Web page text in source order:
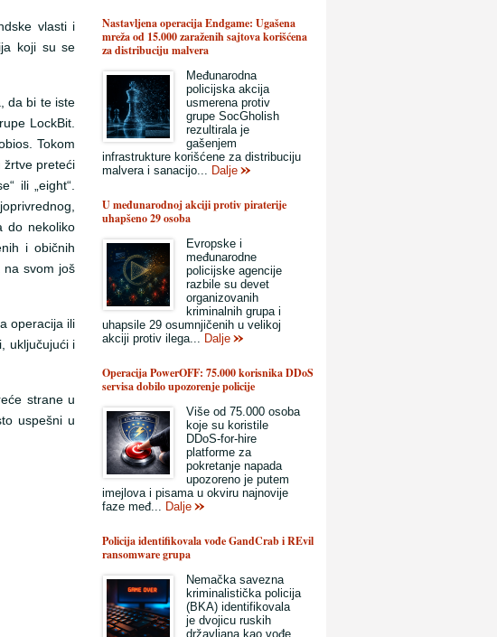
vlasti i
koji su se
da bi te iste
LockBit.
Tokom
žrtve preteći
ili „eight“.
do nekoliko
i običnih
na svom još
operacija ili
uključujući i
strane u
uspešni u
Nastavljena operacija Endgame: Ugašena
mreža od 15.000 zaraženih sajtova korišćena
za distribuciju malvera
Međunarodna
policijska akcija
usmerena protiv
grupe SocGholish
rezultirala je
gašenjem
infrastrukture korišćene za distribuciju
malvera i sanacijo... Dalje
U međunarodnoj akciji protiv piraterije
uhapšeno 29 osoba
Evropske i
međunarodne
policijske agencije
razbile su devet
organizovanih
kriminalnih grupa i
uhapsile 29 osumnjičenih u velikoj
akciji protiv ilega... Dalje
Operacija PowerOFF: 75.000 korisnika DDoS
servisa dobilo upozorenje policije
Više od 75.000 osoba
koje su koristile
DDoS-for-hire
platforme za
pokretanje napada
upozoreno je putem
imejlova i pisama u okviru najnovije
faze međ... Dalje
Policija identifikovala vođe GandCrab i REvil
ransomware grupa
Nemačka savezna
kriminalistička policija
(BKA) identifikovala
je dvojicu ruskih
državljana kao vođe